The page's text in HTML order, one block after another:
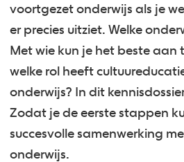
voortgezet onderwijs als je
er precies uitziet. Welke
Met wie kun je het beste aan
welke rol heeft
onderwijs? In dit
Zodat je de eerste stappen
succesvolle samenwerking
onderwijs.